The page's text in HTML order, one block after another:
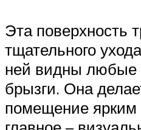
Эта поверхность
тщательного
ней видны любые
брызги. Она
помещение